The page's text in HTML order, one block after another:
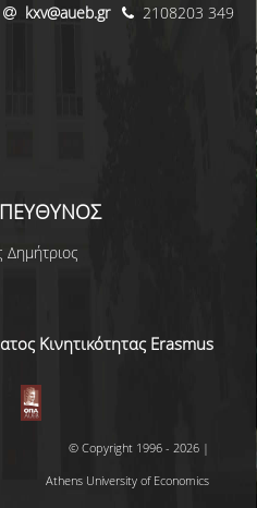
kxv@aueb.gr 2108203 349
Δημήτριος
Κινητικότητας Erasmus
© Copyright 1996 - 2026 |
Athens University of Economics